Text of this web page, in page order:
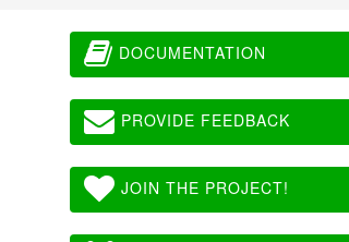
DOCUMENTATION
PROVIDE FEEDBACK
JOIN THE PROJECT!